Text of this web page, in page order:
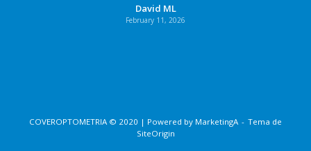
David ML
February 11, 2026
COVEROPTOMETRIA © 2020 | Powered by MarketingA
Tema de
SiteOrigin